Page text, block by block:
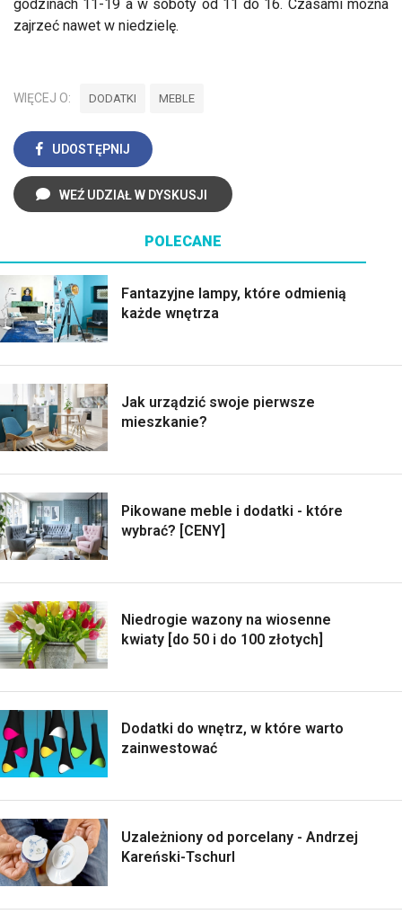
godzinach 11-19 a w soboty od 11 do 16. Czasami można
zajrzeć nawet w niedzielę.
WIĘCEJ O: DODATKI MEBLE
UDOSTĘPNIJ
WEŹ UDZIAŁ W DYSKUSJI
POLECANE
Fantazyjne lampy, które odmienią
każde wnętrza
Jak urządzić swoje pierwsze
mieszkanie?
Pikowane meble i dodatki - które
wybrać? [CENY]
Niedrogie wazony na wiosenne
kwiaty [do 50 i do 100 złotych]
Dodatki do wnętrz, w które warto
zainwestować
Uzależniony od porcelany - Andrzej
Kareński-Tschurl